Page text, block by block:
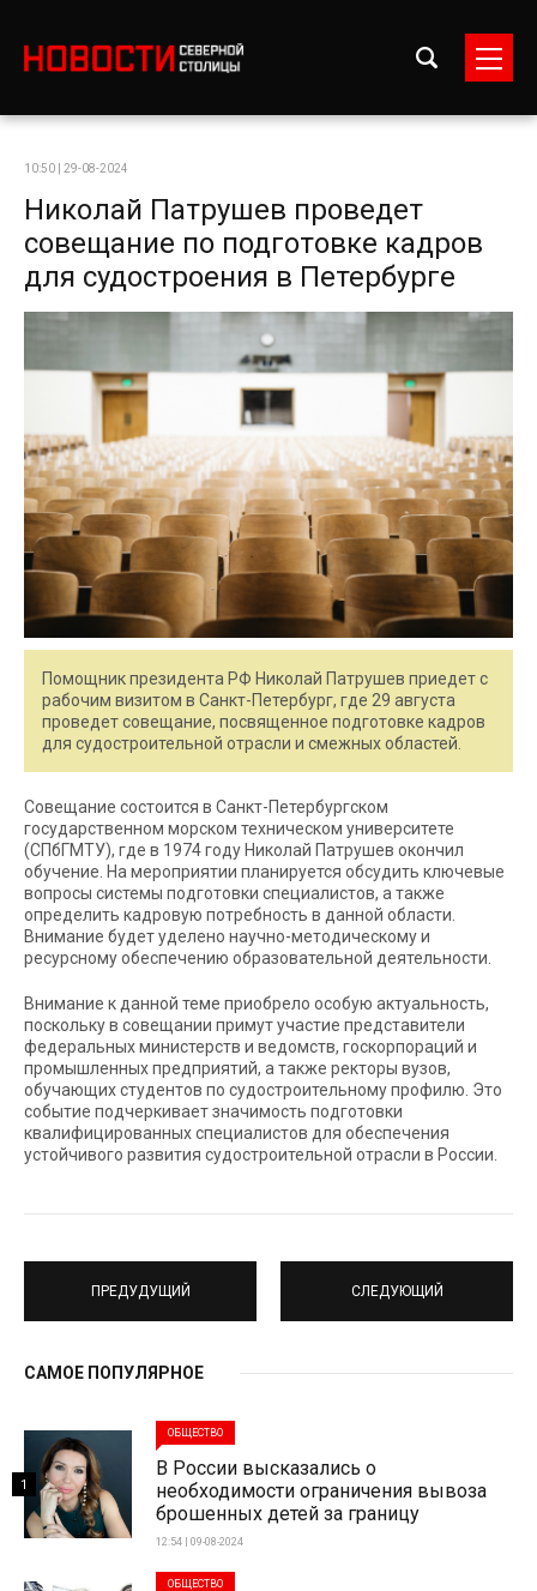
10:50 | 29-08-2024
Николай Патрушев проведет
совещание по подготовке кадров
для судостроения в Петербурге
Помощник президента РФ Николай Патрушев приедет с
рабочим визитом в Санкт-Петербург, где 29 августа
проведет совещание, посвященное подготовке кадров
для судостроительной отрасли и смежных областей.
Совещание состоится в Санкт-Петербургском
государственном морском техническом университете
(СПбГМТУ), где в 1974 году Николай Патрушев окончил
обучение. На мероприятии планируется обсудить ключевые
вопросы системы подготовки специалистов, а также
определить кадровую потребность в данной области.
Внимание будет уделено научно-методическому и
ресурсному обеспечению образовательной деятельности.
Внимание к данной теме приобрело особую актуальность,
поскольку в совещании примут участие представители
федеральных министерств и ведомств, госкорпораций и
промышленных предприятий, а также ректоры вузов,
обучающих студентов по судостроительному профилю. Это
событие подчеркивает значимость подготовки
квалифицированных специалистов для обеспечения
устойчивого развития судостроительной отрасли в России.
ПРЕДУДУЩИЙ СЛЕДУЮЩИЙ
САМОЕ ПОПУЛЯРНОЕ
ОБЩЕСТВО
В России высказались о
необходимости ограничения вывоза
брошенных детей за границу
12:54 | 09-08-2024
1
ОБЩЕСТВО